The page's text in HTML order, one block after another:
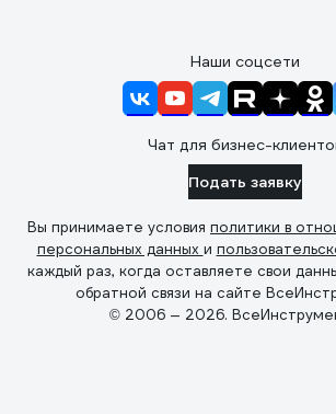
Наши соцсети
Чат для бизнес-
Подать заявку
Вы принимаете условия политики в
персональных данных и
каждый раз, когда оставляете свои
обратной связи на сайте
© 2006 — 2026.